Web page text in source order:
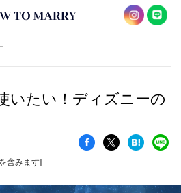
いたい！ディズニーの
含みます]